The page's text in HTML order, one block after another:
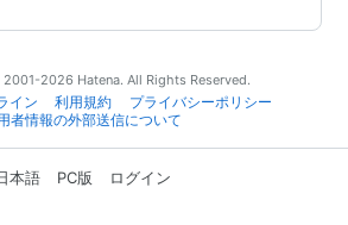
2026 Hatena. All Rights Reserved.
イン 利用規約
プライバシーポリシー
者情報の外部送信について
本語 PC版 ログイン